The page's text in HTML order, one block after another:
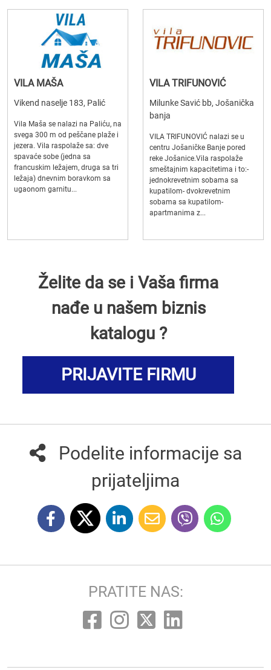
VILA MAŠA
Vikend naselje 183, Palić
Vila Maša se nalazi na Paliću, na
svega 300 m od peščane plaže i
jezera. Vila raspolaže sa: dve
spavaće sobe (jedna sa
francuskim ležajem, druga sa tri
ležaja) dnevnim boravkom sa
ugaonom garnitu...
VILA TRIFUNOVIĆ
Milunke Savić bb, Jošanička
banja
VILA TRIFUNOVIĆ nalazi se u
centru Jošaničke Banje pored
reke Jošanice.Vila raspolaže
smeštajnim kapacitetima i to:-
jednokrevetnim sobama sa
kupatilom- dvokrevetnim
sobama sa kupatilom-
apartmanima z...
Želite da se i Vaša firma
nađe u našem biznis
katalogu ?
PRIJAVITE FIRMU
Podelite informacije sa
prijateljima
PRATITE NAS: